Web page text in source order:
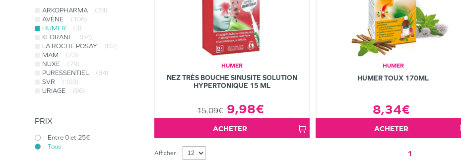
ARKOPHARMA
(74)
AVÈNE
(106)
HUMER
(3)
KLORANE
(84)
LA ROCHE POSAY
(82)
MAM
(73)
NUXE
(79)
PURESSENTIEL
(84)
SVR
(103)
URIAGE
(96)
PRIX
Entre 0 et 25€
Tous
HUMER
NEZ TRÈS BOUCHE SINUSITE SOLUTION
HYPERTONIQUE 15 ML
15,09€ 9,98€
ACHETER
HUMER
HUMER TOUX 170ML
8,34€
ACHETER
Afficher : 1